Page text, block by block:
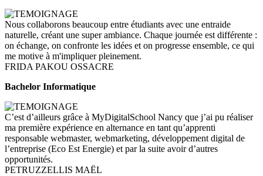
Nous collaborons beaucoup entre étudiants avec une entraide
naturelle, créant une super ambiance. Chaque journée est différente :
on échange, on confronte les idées et on progresse ensemble, ce qui
me motive à m'impliquer pleinement.
FRIDA PAKOU OSSACRE
Bachelor Informatique
C’est d’ailleurs grâce à MyDigitalSchool Nancy que j’ai pu réaliser
ma première expérience en alternance en tant qu’apprenti
responsable webmaster, webmarketing, développement digital de
l’entreprise (Eco Est Energie) et par la suite avoir d’autres
opportunités.
PETRUZZELLIS MAËL